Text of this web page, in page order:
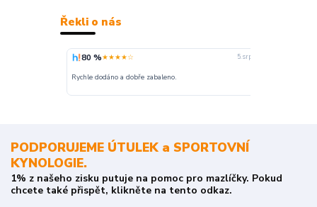
Řekli o nás
80 %★★★★☆ 5. srpna
Rychle dodáno a dobře zabaleno.
PODPORUJEME ÚTULEK a SPORTOVNÍ
KYNOLOGIE.
1% z našeho zisku putuje na pomoc pro mazlíčky. Pokud
chcete také přispět, klikněte na tento odkaz.